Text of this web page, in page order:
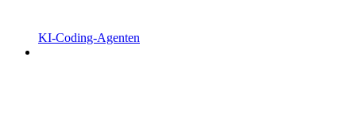
KI-Coding-Agenten